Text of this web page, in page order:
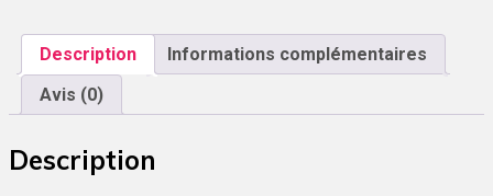
Description
Informations complémentaires
Avis (0)
Description